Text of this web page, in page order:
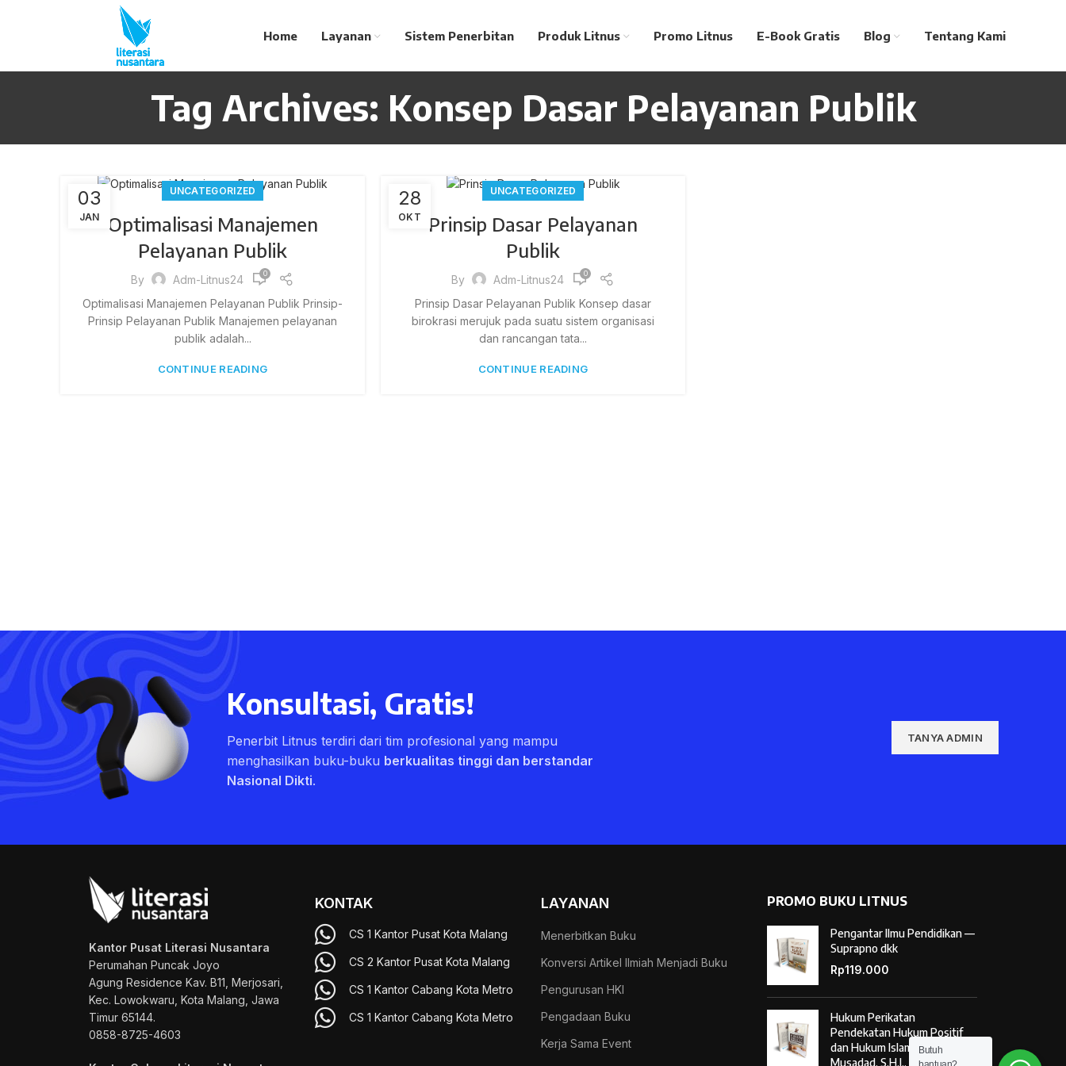
Home Layanan Sistem Penerbitan Produk Litnus Promo Litnus E-Book Gratis Blog Tentang Kami
Tag Archives: Konsep Dasar Pelayanan Publik
03
JAN
UNCATEGORIZED
Optimalisasi Manajemen
Pelayanan Publik
By Adm-Litnus24 0
Optimalisasi Manajemen Pelayanan Publik Prinsip-
Prinsip Pelayanan Publik Manajemen pelayanan
publik adalah...
CONTINUE READING
28
OKT
UNCATEGORIZED
Prinsip Dasar Pelayanan
Publik
By Adm-Litnus24 0
Prinsip Dasar Pelayanan Publik Konsep dasar
birokrasi merujuk pada suatu sistem organisasi
dan rancangan tata...
CONTINUE READING
Konsultasi, Gratis!
Penerbit Litnus terdiri dari tim profesional yang mampu
menghasilkan buku-buku berkualitas tinggi dan berstandar
Nasional Dikti.
TANYA ADMIN
Kantor Pusat Literasi Nusantara
Perumahan Puncak Joyo
Agung Residence Kav. B11, Merjosari,
Kec. Lowokwaru, Kota Malang, Jawa
Timur 65144.
0858-8725-4603
KONTAK
CS 1 Kantor Pusat Kota Malang
CS 2 Kantor Pusat Kota Malang
CS 1 Kantor Cabang Kota Metro
CS 1 Kantor Cabang Kota Metro
LAYANAN
Menerbitkan Buku
Konversi Artikel Ilmiah Menjadi Buku
Pengurusan HKI
Pengadaan Buku
Kerja Sama Event
PROMO BUKU LITNUS
Pengantar Ilmu Pendidikan —
Suprapno dkk
Rp119.000
Hukum Perikatan
Pendekatan Hukum Positif
dan Hukum Islam — Ahmad
Musadad, S.H.I., M.S.I.
Butuh